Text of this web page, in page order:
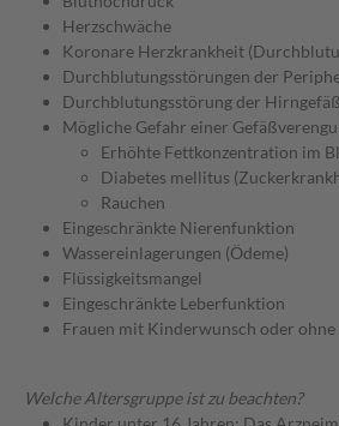
Herzschwäche
Koronare Herzkrankheit
Durchblutungsstörungen der
Durchblutungsstörung der
Mögliche Gefahr einer
Erhöhte Fettkonzentration im
Diabetes mellitus
Rauchen
Eingeschränkte Nierenfunktion
Wassereinlagerungen (Ödeme)
Flüssigkeitsmangel
Eingeschränkte Leberfunktion
Frauen mit Kinderwunsch oder
Welche Altersgruppe ist zu beachten?